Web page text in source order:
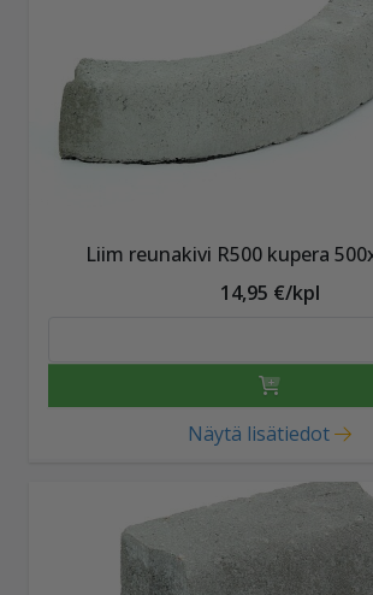
Liim reunakivi R500 kupera
14,95 €/kpl
Näytä lisätiedot